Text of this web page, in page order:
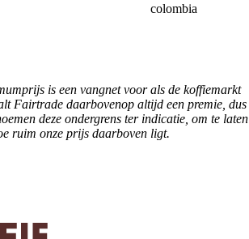
colombia
is een vangnet voor als de koffiemarkt
Fairtrade daarbovenop altijd een premie, dus
deze ondergrens ter indicatie, om te laten
ruim onze prijs daarboven ligt.